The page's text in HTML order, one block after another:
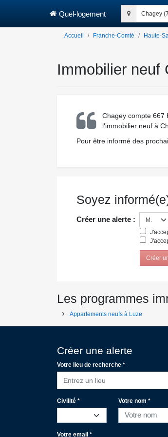
Quel-logement Chagey
Accueil Franche-Comté Haute-
Immobilier neuf
Chagey compte 667
l'immobilier neuf à
Pour être informé des
Soyez
Créer une alerte :
Créer
Les programmes
Appartements neufs à Luze
Créer une alerte
Votre lieu de recherche *
Entrez un lieu
Civilité * Votre nom *
Votre email *